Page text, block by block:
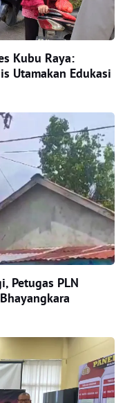
Kubu Raya:
Utamakan Edukasi
Petugas PLN